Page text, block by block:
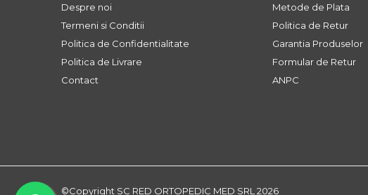
PLASE CHIRURGICALE
EVOLUTION
PLASE CHIRURGICALE
UMBILICAL
BISTURIE
XL
XXL 110 - 120 cm
Despre noi
Termeni si Conditii
Politica de Confidentialitate
Politica de Livrare
Contact
Metode de Plata
Politica de Retur
Garantia Produselor
Formular de Retur
ANPC
©Copyright SC RED ORTOPEDIC MED SRL 2026